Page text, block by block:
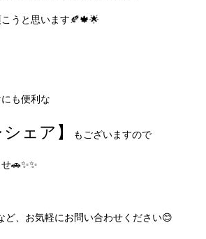
うと思います🍂🍁🌟
も便利な
シェア】 もございますので
🚗✨✨
ど、お気軽にお問い合わせください😊